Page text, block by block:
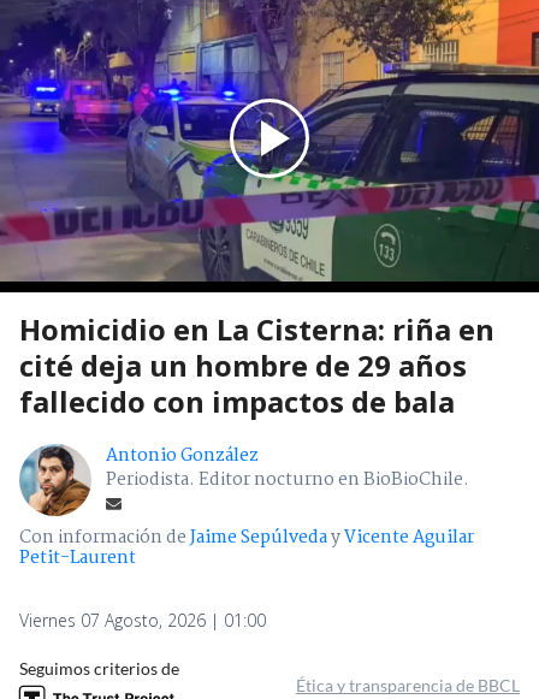
Homicidio en La Cisterna: riña en
cité deja un hombre de 29 años
fallecido con impactos de bala
Antonio González
Periodista. Editor nocturno en BioBioChile.
Con información deJaime SepúlvedayVicente Aguilar
Petit-Laurent
Viernes 07 Agosto, 2026 | 01:00
Seguimos criterios de
Ética y transparencia de BBCL